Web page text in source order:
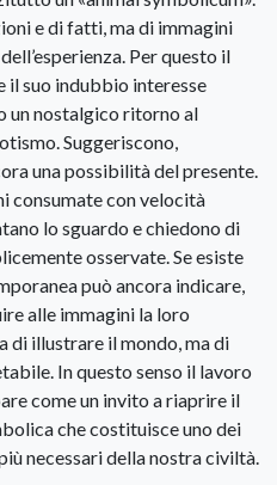
e di fatti, ma di immagini
Per questo il
il suo indubbio interesse
un nostalgico ritorno al
Suggeriscono,
una possibilità del presente.
consumate con velocità
lo sguardo e chiedono di
osservate. Se esiste
può ancora indicare,
alle immagini la loro
di illustrare il mondo, ma di
In questo senso il lavoro
come un invito a riaprire il
che costituisce uno dei
necessari della nostra civiltà.